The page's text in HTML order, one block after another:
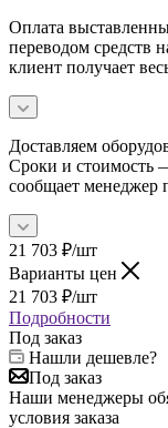
Оплата
переводом средств
клиент получает
Доставляем
Сроки и стоимость
сообщает менеджер
21 703 ₽/шт
Варианты цен
21 703 ₽/шт
Подробности
Под заказ
Нашли дешевле?
Под заказ
Наши менеджеры
условия заказа